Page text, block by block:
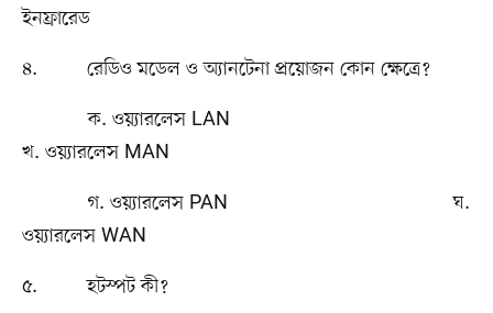
ইনফ্রারেড
৪. রেডিও মডেল ও অ্যানটেনা প্রয়োজন কোন ক্ষেত্রে?
ক. ওয়্যারলেস LAN
খ. ওয়্যারলেস MAN
গ. ওয়্যারলেস PAN ঘ.
ওয়্যারলেস WAN
৫. হটস্পট কী?